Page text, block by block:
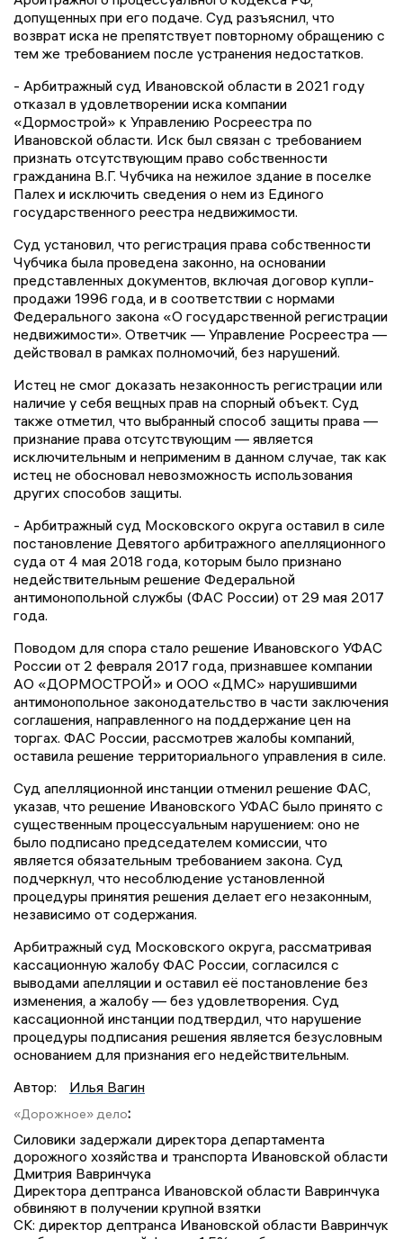
допущенных при его подаче. Суд разъяснил, что
возврат иска не препятствует повторному обращению с
тем же требованием после устранения недостатков.
- Арбитражный суд Ивановской области в 2021 году
отказал в удовлетворении иска компании
«Дормострой» к Управлению Росреестра по
Ивановской области. Иск был связан с требованием
признать отсутствующим право собственности
гражданина В.Г. Чубчика на нежилое здание в поселке
Палех и исключить сведения о нем из Единого
государственного реестра недвижимости.
Суд установил, что регистрация права собственности
Чубчика была проведена законно, на основании
представленных документов, включая договор купли-
продажи 1996 года, и в соответствии с нормами
Федерального закона «О государственной регистрации
недвижимости». Ответчик — Управление Росреестра —
действовал в рамках полномочий, без нарушений.
Истец не смог доказать незаконность регистрации или
наличие у себя вещных прав на спорный объект. Суд
также отметил, что выбранный способ защиты права —
признание права отсутствующим — является
исключительным и неприменим в данном случае, так как
истец не обосновал невозможность использования
других способов защиты.
- Арбитражный суд Московского округа оставил в силе
постановление Девятого арбитражного апелляционного
суда от 4 мая 2018 года, которым было признано
недействительным решение Федеральной
антимонопольной службы (ФАС России) от 29 мая 2017
года.
Поводом для спора стало решение Ивановского УФАС
России от 2 февраля 2017 года, признавшее компании
АО «ДОРМОСТРОЙ» и ООО «ДМС» нарушившими
антимонопольное законодательство в части заключения
соглашения, направленного на поддержание цен на
торгах. ФАС России, рассмотрев жалобы компаний,
оставила решение территориального управления в силе.
Суд апелляционной инстанции отменил решение ФАС,
указав, что решение Ивановского УФАС было принято с
существенным процессуальным нарушением: оно не
было подписано председателем комиссии, что
является обязательным требованием закона. Суд
подчеркнул, что несоблюдение установленной
процедуры принятия решения делает его незаконным,
независимо от содержания.
Арбитражный суд Московского округа, рассматривая
кассационную жалобу ФАС России, согласился с
выводами апелляции и оставил её постановление без
изменения, а жалобу — без удовлетворения. Суд
кассационной инстанции подтвердил, что нарушение
процедуры подписания решения является безусловным
основанием для признания его недействительным.
Автор:
Илья Вагин
«Дорожное» дело:
Силовики задержали директора департамента
дорожного хозяйства и транспорта Ивановской области
Дмитрия Вавринчука
Директора дептранса Ивановской области Вавринчука
обвиняют в получении крупной взятки
СК: директор дептранса Ивановской области Вавринчук